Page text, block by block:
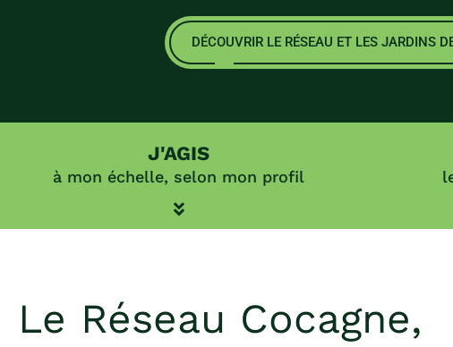
DÉCOUVRIR LE RÉSEAU ET LES JARDINS
J'AGIS
à mon échelle, selon mon profil
Le Réseau Cocagne,